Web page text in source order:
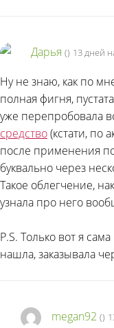
Дарья () 13 дней
Ну не знаю, как по
полная фигня,
уже перепробовала
средство(кстати, по
после применения
буквально через
Такое облегчение,
узнала про него
P.S. Только вот я
нашла, заказывала
megan92 ()